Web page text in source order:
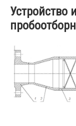
Устройство